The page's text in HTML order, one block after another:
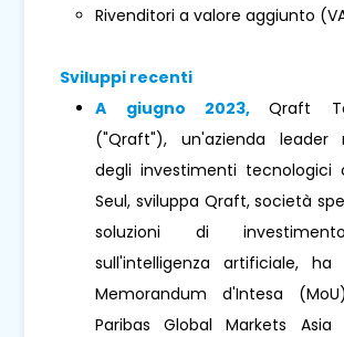
Rivenditori a valore aggiunto
Sviluppi recenti
A giugno 2023,Qraft
("Qraft"), un'azienda leader
degli investimenti tecnologici
Seul, sviluppa Qraft, società
soluzioni di
sull'intelligenza artificiale,
Memorandum d'Intesa
Paribas Global Markets